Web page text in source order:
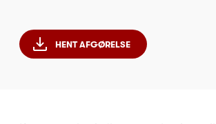
HENT AFGØRELSE